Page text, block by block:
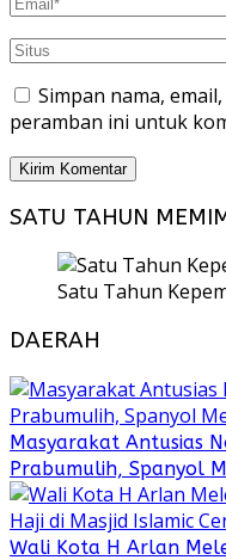
Simpan nama,
peramban ini untuk
SATU TAHUN
Satu Tahun
DAERAH
Masyarakat Antusias
Prabumulih, Spanyol
Wali Kota H Arlan